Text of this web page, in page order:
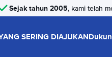
Sejak tahun 2005, kami telah
SERING DIAJUKAN